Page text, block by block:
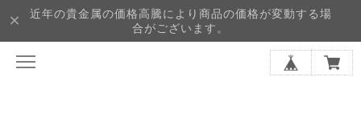
近年の貴金属の価格高騰により商品の価格が変動する場
合がございます。